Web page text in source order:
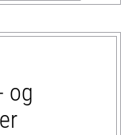
og